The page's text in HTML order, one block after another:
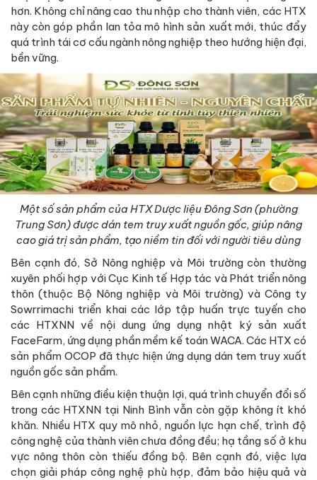
hơn. Không chỉ nâng cao thu nhập cho thành viên, các HTX
này còn góp phần lan tỏa mô hình sản xuất mới, thúc đẩy
quá trình tái cơ cấu ngành nông nghiệp theo hướng hiện đại,
bền vững.
Một số sản phẩm củaHTX Dược liệu Đông Sơn (phường
Trung Sơn)được dán tem truy xuất nguồn gốc, giúp nâng
cao giá trị sản phẩm, tạo niềm tin đối với người tiêu dùng
Bên cạnh đó, Sở Nông nghiệp và Môi trường còn thường
xuyên phối hợp với Cục Kinh tế Hợp tác và Phát triển nông
thôn (thuộc Bộ Nông nghiệp và Môi trường) và Công ty
Sowrrimachi triển khai các lớp tập huấn trực tuyến cho
các HTXNN về nội dung ứng dụng nhật ký sản xuất
FaceFarm, ứng dụng phần mềm kế toán WACA. Các HTX có
sản phẩm OCOP đã thực hiện ứng dụng dán tem truy xuất
nguồn gốc sản phẩm.
Bên cạnh những điều kiện thuận lợi, quá trình chuyển đổi số
trong các HTXNN tại Ninh Bình vẫn còn gặp không ít khó
khăn. Nhiều HTX quy mô nhỏ, nguồn lực hạn chế, trình độ
công nghệ của thành viên chưa đồng đều; hạ tầng số ở khu
vực nông thôn còn thiếu đồng bộ. Bên cạnh đó, việc lựa
chọn giải pháp công nghệ phù hợp, đảm bảo hiệu quả và